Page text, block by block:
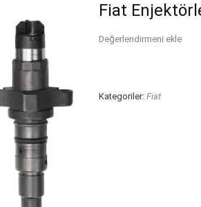
Fiat
Değerlendirmeni ekle
Kategoriler: Fiat